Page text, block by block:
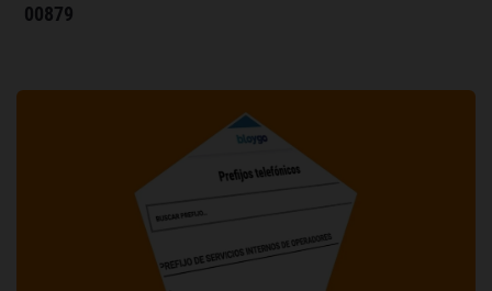
00879